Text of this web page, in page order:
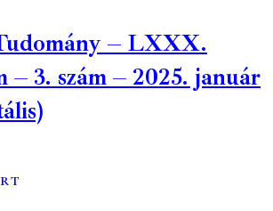
– LXXX.
– 3. szám – 2025. január